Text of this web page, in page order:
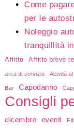
Come
per le
Noleggio
tranquillità
Affitto Affitto breve
area di servizio Attività
Bar Capodanno
Consigli
dicembre eventi